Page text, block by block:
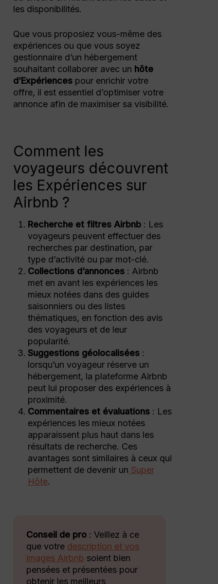
les disponibilités.
Que vous proposiez vous-même des
expériences ou que vous soyez
gestionnaire d’un hébergement
souhaitant collaborer avec un hôte
d’Expériencespour enrichir votre
offre, il est essentiel d’optimiser votre
annonce afin de maximiser sa visibilité.
Comment les
voyageurs découvrent
les Expériences sur
Airbnb ?
Recherche et filtres Airbnb: Les
voyageurs peuvent effectuer des
recherches par destination, par
type d’activité ou par mot-clé.
Collections d’annonces: Airbnb
met en avant les expériences les
mieux notées dans des guides
saisonniers ou des listes
thématiques, en fonction des avis
des voyageurs et de leur
popularité.
Suggestions géolocalisées:
lorsqu’un voyageur réserve un
hébergement, la plateforme Airbnb
peut lui proposer des expériences à
proximité.
Commentaires et évaluations: Les
expériences les mieux notées
apparaissent plus haut dans les
résultats de recherche. Ces
avantages sont similaires à ceux qui
permettent de devenir un Super
Hôte.
Conseil de pro: Veillez à ce
que votre description et vos
images Airbnb soient bien
pensées et présentées pour
obtenir les meilleurs